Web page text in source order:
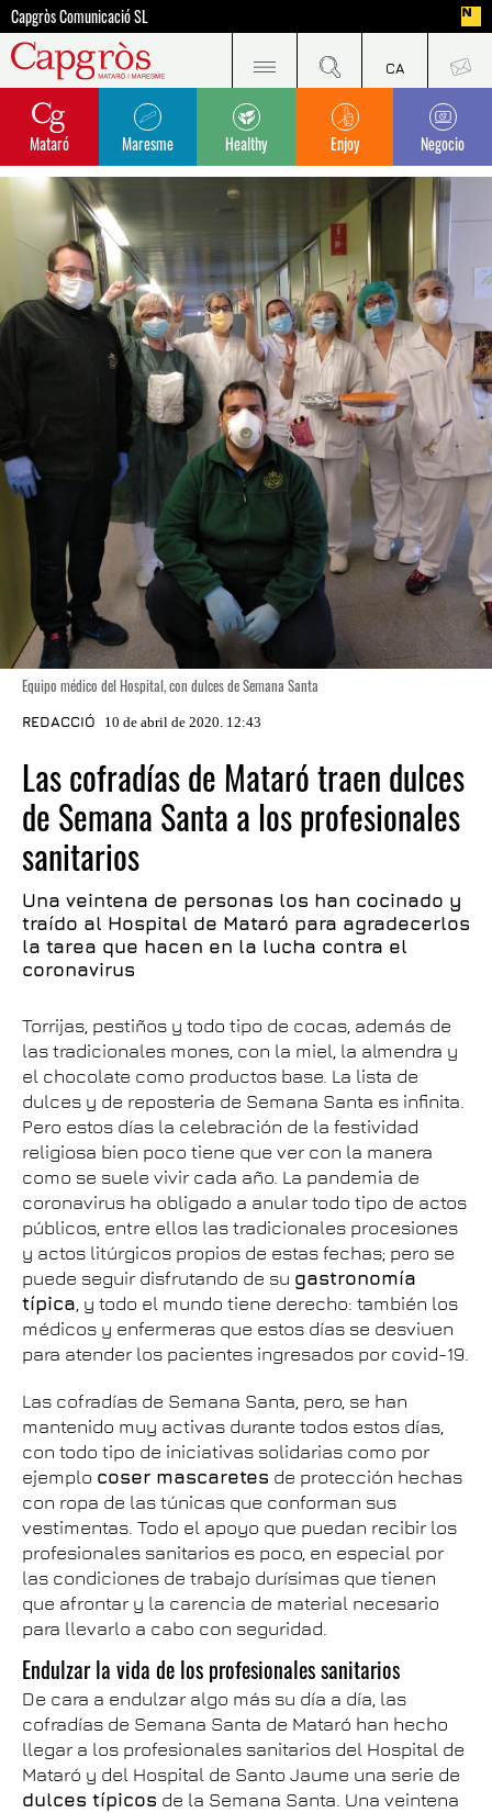
Capgròs Comunicació SL
Mataró Maresme Healthy Enjoy Negocio
Equipo médico del Hospital, con dulces de Semana Santa
REDACCIÓ 10 de abril de 2020. 12:43
Las cofradías de Mataró traen dulces
de Semana Santa a los profesionales
sanitarios
Una veintena de personas los han cocinado y
traído al Hospital de Mataró para agradecerlos
la tarea que hacen en la lucha contra el
coronavirus
Torrijas, pestiños y todo tipo de cocas, además de
las tradicionales mones, con la miel, la almendra y
el chocolate como productos base. La lista de
dulces y de reposteria de Semana Santa es infinita.
Pero estos días la celebración de la festividad
religiosa bien poco tiene que ver con la manera
como se suele vivir cada año. La pandemia de
coronavirus ha obligado a anular todo tipo de actos
públicos, entre ellos las tradicionales procesiones
y actos litúrgicos propios de estas fechas; pero se
puede seguir disfrutando de su gastronomía
típica, y todo el mundo tiene derecho: también los
médicos y enfermeras que estos días se desviuen
para atender los pacientes ingresados por covid-19.
Las cofradías de Semana Santa, pero, se han
mantenido muy activas durante todos estos días,
con todo tipo de iniciativas solidarias como por
ejemplo coser mascaretes de protección hechas
con ropa de las túnicas que conforman sus
vestimentas. Todo el apoyo que puedan recibir los
profesionales sanitarios es poco, en especial por
las condiciones de trabajo durísimas que tienen
que afrontar y la carencia de material necesario
para llevarlo a cabo con seguridad.
Endulzar la vida de los profesionales sanitarios
De cara a endulzar algo más su día a día, las
cofradías de Semana Santa de Mataró han hecho
llegar a los profesionales sanitarios del Hospital de
Mataró y del Hospital de Santo Jaume una serie de
dulces típicos de la Semana Santa. Una veintena